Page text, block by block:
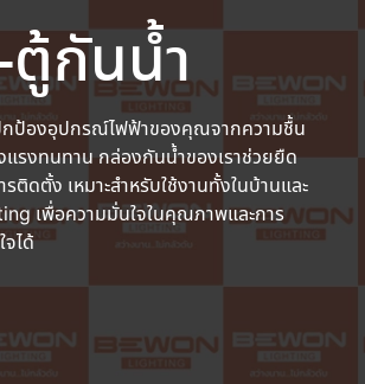
กันน้ำ
ป้องอุปกรณ์ไฟฟ้าของคุณจากความชื้น
รงทนทาน กล่องกันน้ำของเราช่วยยืด
ดตั้ง เหมาะสำหรับใช้งานทั้งในบ้านและ
เพื่อความมั่นใจในคุณภาพและการ
ได้